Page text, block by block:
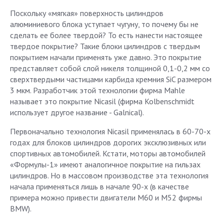
Поскольку «мягкая» поверхность цилиндров
алюминиевого блока уступает чугуну, то почему бы не
сделать ее более твердой? То есть нанести настоящее
твердое покрытие? Такие блоки цилиндров с твердым
покрытием начали применять уже давно. Это покрытие
представляет собой слой никеля толщиной 0,1-0,2 мм со
сверхтвердыми частицами карбида кремния SiC размером
3 мкм. Разработчик этой технологии фирма Mahle
называет это покрытие Nicasil (фирма Kolbenschmidt
использует другое название - Galnical).
Первоначально технология Nicasil применялась в 60-70-х
годах для блоков цилиндров дорогих эксклюзивных или
спортивных автомобилей. Кстати, моторы автомобилей
«Формулы-1» имеют аналогичное покрытие на гильзах
цилиндров. Но в массовом производстве эта технология
начала применяться лишь в начале 90-х (в качестве
примера можно привести двигатели М60 и М52 фирмы
BMW).